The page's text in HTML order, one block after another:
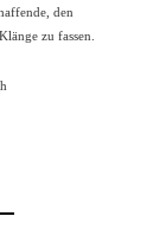
den
zu fassen.